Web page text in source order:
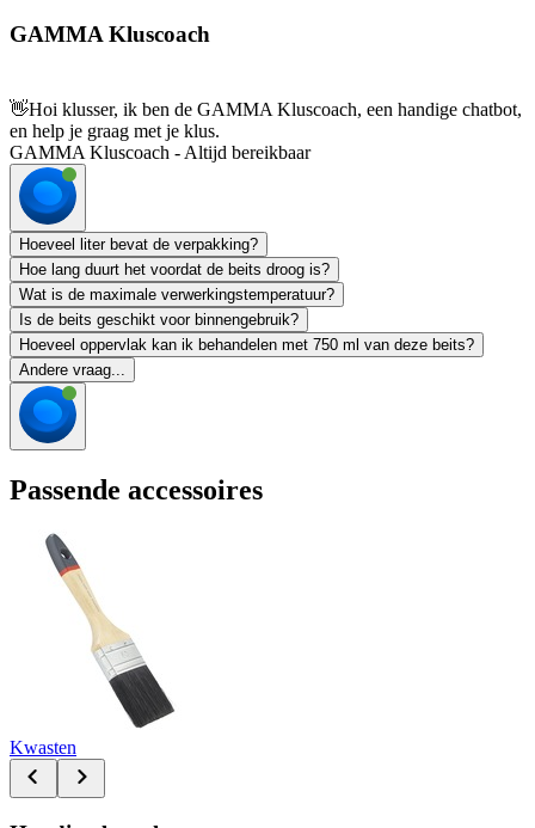
GAMMA Kluscoach
👋Hoi klusser, ik ben de GAMMA Kluscoach, een handige chatbot,
en help je graag met je klus.
GAMMA Kluscoach - Altijd bereikbaar
Hoeveel liter bevat de verpakking?
Hoe lang duurt het voordat de beits droog is?
Wat is de maximale verwerkingstemperatuur?
Is de beits geschikt voor binnengebruik?
Hoeveel oppervlak kan ik behandelen met 750 ml van deze beits?
Andere vraag...
Passende accessoires
Kwasten